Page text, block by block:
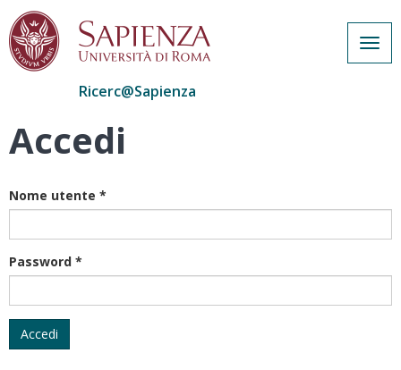
Salta
Ricerc@Sapienza
Accedi
Nome utente *
Password *
Accedi